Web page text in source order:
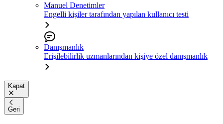
Manuel Denetimler
Engelli kişiler tarafından yapılan kullanıcı testi
Danışmanlık
Erişilebilirlik uzmanlarından kişiye özel danışmanlık
Kapat
Geri